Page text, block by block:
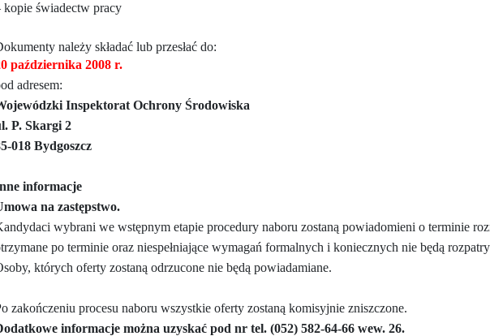
kopie świadectw pracy
należy składać lub przesłać do:
października 2008 r.
adresem:
Inspektorat Ochrony Środowiska
P. Skargi 2
018 Bydgoszcz
informacje
na zastępstwo.
wybrani we wstępnym etapie procedury naboru zostaną powiadomieni o terminie
po terminie oraz niespełniające wymagań formalnych i koniecznych nie będą
których oferty zostaną odrzucone nie będą powiadamiane.
zakończeniu procesu naboru wszystkie oferty zostaną komisyjnie zniszczone.
informacje można uzyskać pod nr tel. (052) 582-64-66 wew. 26.